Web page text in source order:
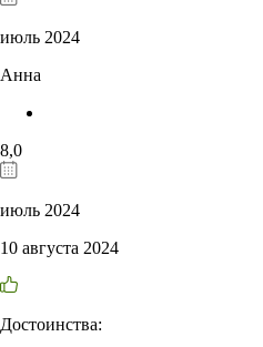
июль 2024
Анна
8,0
июль 2024
10 августа 2024
Достоинства: